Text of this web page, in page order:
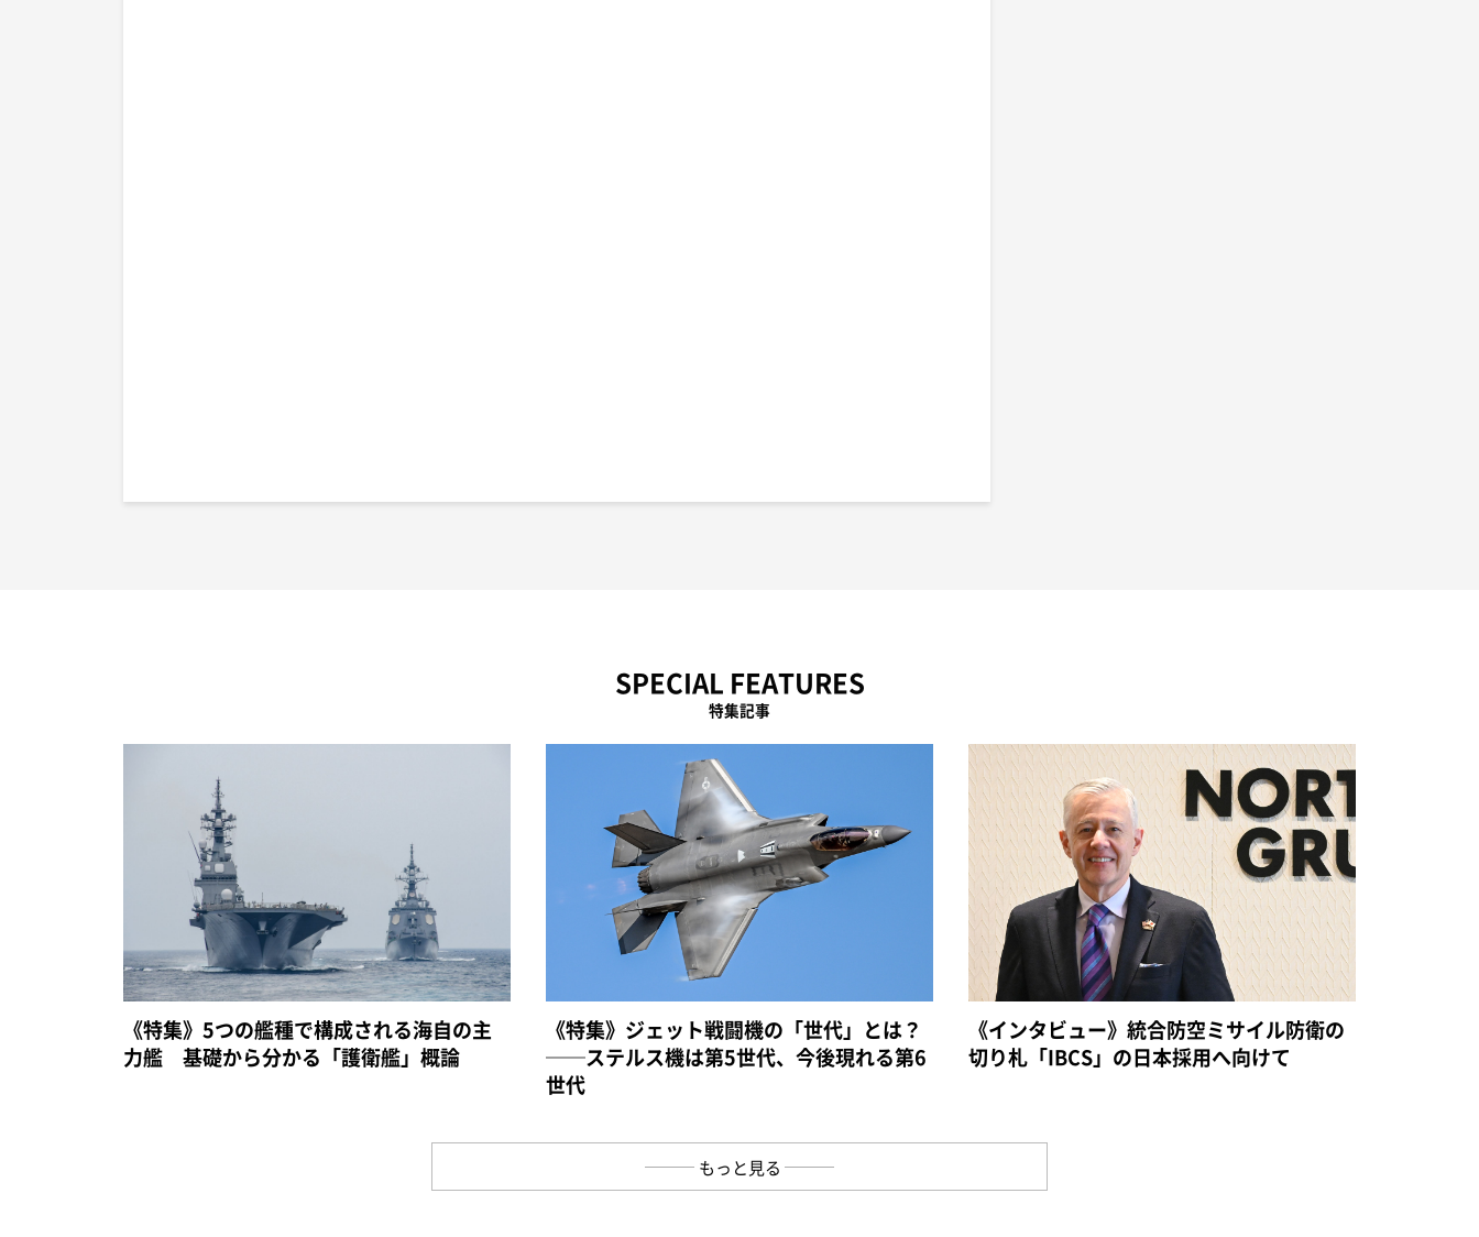
SPECIAL FEATURES
特集記事
《特集》5つの艦種で構成される海自の主
力艦 基礎から分かる「護衛艦」概論
《特集》ジェット戦闘機の「世代」とは？
──ステルス機は第5世代、今後現れる第6
世代
《インタビュー》統合防空ミサイル防衛の
切り札「IBCS」の日本採用へ向けて
もっと見る